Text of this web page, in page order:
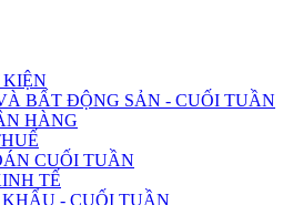
KIỆN
BẤT ĐỘNG SẢN - CUỐI TUẦN
HÀNG
CUỐI TUẦN
TẾ
- CUỐI TUẦN